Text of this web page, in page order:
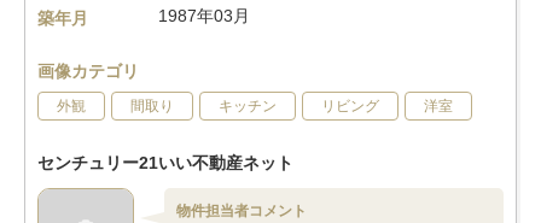
築年月
1987年03月
画像カテゴリ
外観 間取り キッチン リビング 洋室
センチュリー21いい不動産ネット
物件担当者コメント